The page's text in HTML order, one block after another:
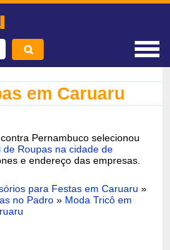
em Caruaru
Pernambuco selecionou
de Roupas na cidade de
e endereço das empresas.
para Festas em Caruaru »
no Padro » Moda Tricô em